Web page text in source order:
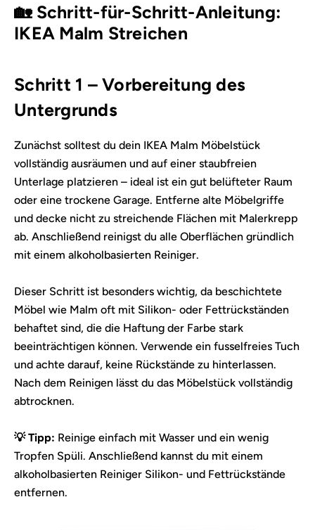
🏡 Schritt-für-Schritt-Anleitung:
IKEA Malm Streichen
Schritt 1 – Vorbereitung des
Untergrunds
Zunächst solltest du dein IKEA Malm Möbelstück
vollständig ausräumen und auf einer staubfreien
Unterlage platzieren – ideal ist ein gut belüfteter Raum
oder eine trockene Garage. Entferne alte Möbelgriffe
und decke nicht zu streichende Flächen mit Malerkrepp
ab. Anschließend reinigst du alle Oberflächen gründlich
mit einem alkoholbasierten Reiniger.
Dieser Schritt ist besonders wichtig, da beschichtete
Möbel wie Malm oft mit Silikon- oder Fettrückständen
behaftet sind, die die Haftung der Farbe stark
beeinträchtigen können. Verwende ein fusselfreies Tuch
und achte darauf, keine Rückstände zu hinterlassen.
Nach dem Reinigen lässt du das Möbelstück vollständig
abtrocknen.
💡 Tipp: Reinige einfach mit Wasser und ein wenig
Tropfen Spüli. Anschließend kannst du mit einem
alkoholbasierten Reiniger Silikon- und Fettrückstände
entfernen.